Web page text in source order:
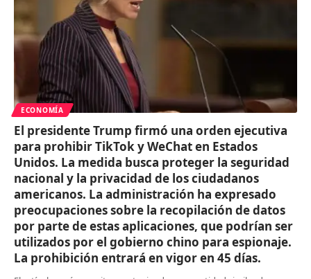
ECONOMÍA
El presidente Trump firmó una orden ejecutiva
para prohibir TikTok y WeChat en Estados
Unidos. La medida busca proteger la seguridad
nacional y la privacidad de los ciudadanos
americanos. La administración ha expresado
preocupaciones sobre la recopilación de datos
por parte de estas aplicaciones, que podrían ser
utilizados por el gobierno chino para espionaje.
La prohibición entrará en vigor en 45 días.